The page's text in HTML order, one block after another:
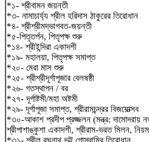
*১- শ্রীবামন জয়ন্তী
*৩- নামাচার্য্য শ্রীল হরিদাস ঠাকুরের তিরোধান
*৪- শ্রীশ্রীমদ্ভাগবত-জয়ন্তী
*৫-পিতৃতর্পন, পিতৃপক্ষ শুরু
*১৪- শ্রীইন্দিরা একাদশী
*১৯- মহালয়া, পিতৃপক্ষ সমাপ্ত
*২০- মেরা মাস শুরু
*২৫- শ্রীশ্রীদূর্গাপূজার বেলষষ্ঠী
*২৬- গতস্থাপন / বর
*২৭- দূর্গাষ্টমী/মহা অষ্টমী
*২৯- দূর্গাপূজা সমাপ্ত, শ্রীরামচন্দ্রর বিজয়োত্সব
*৩০-আকাশ প্রদীপ প্রজ্জলন (মন্ত্র: দামোদরায়
শ্রীপাশাঙ্কুশা একাদশী, শ্রীরাম-ভরত মিলন,